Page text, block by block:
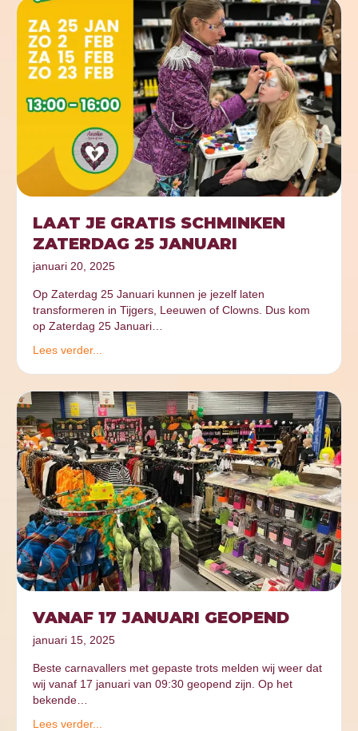
LAAT JE GRATIS SCHMINKEN
ZATERDAG 25 JANUARI
januari 20, 2025
Op Zaterdag 25 Januari kunnen je jezelf laten
transformeren in Tijgers, Leeuwen of Clowns. Dus kom
op Zaterdag 25 Januari…
Lees verder...
VANAF 17 JANUARI GEOPEND
januari 15, 2025
Beste carnavallers met gepaste trots melden wij weer dat
wij vanaf 17 januari van 09:30 geopend zijn. Op het
bekende…
Lees verder...